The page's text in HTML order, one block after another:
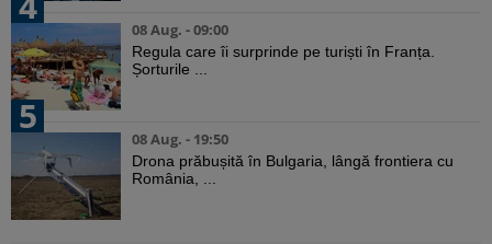
08 Aug. - 09:00
Regula care îi surprinde pe turiști în Franța.
Șorturile ...
5
08 Aug. - 19:50
Drona prăbușită în Bulgaria, lângă frontiera cu
România, ...